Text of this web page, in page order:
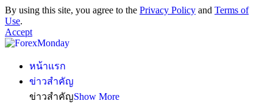
By using this site, you agree to the Privacy Policy and Terms of
Use.
Accept
หน้าแรก
ข่าวสำคัญ
ข่าวสำคัญShow More